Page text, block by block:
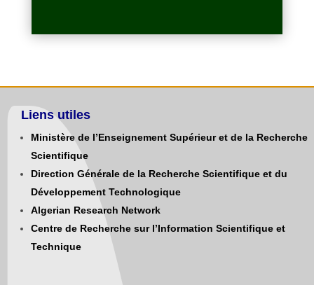
Liens utiles
Ministère de l’Enseignement Supérieur et de la Recherche
Scientifique
Direction Générale de la Recherche Scientifique et du
Développement Technologique
Algerian Research Network
Centre de Recherche sur l’Information Scientifique et
Technique